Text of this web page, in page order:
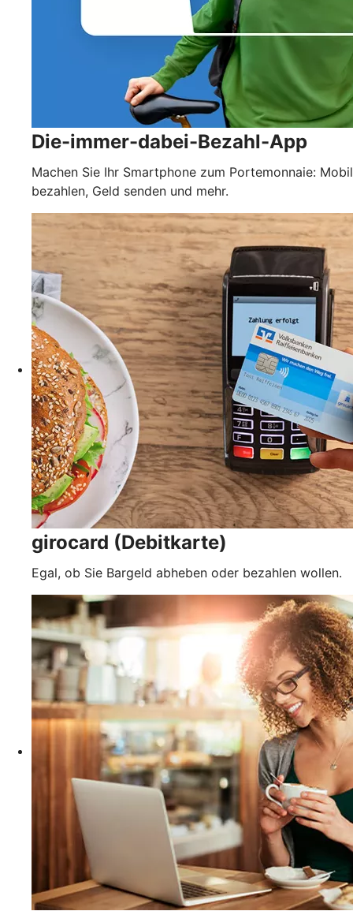
Die-immer-dabei-Bezahl-App
Machen Sie Ihr Smartphone zum Portemonnaie: Mobil
bezahlen, Geld senden und mehr.
girocard (Debitkarte)
Egal, ob Sie Bargeld abheben oder bezahlen wollen.